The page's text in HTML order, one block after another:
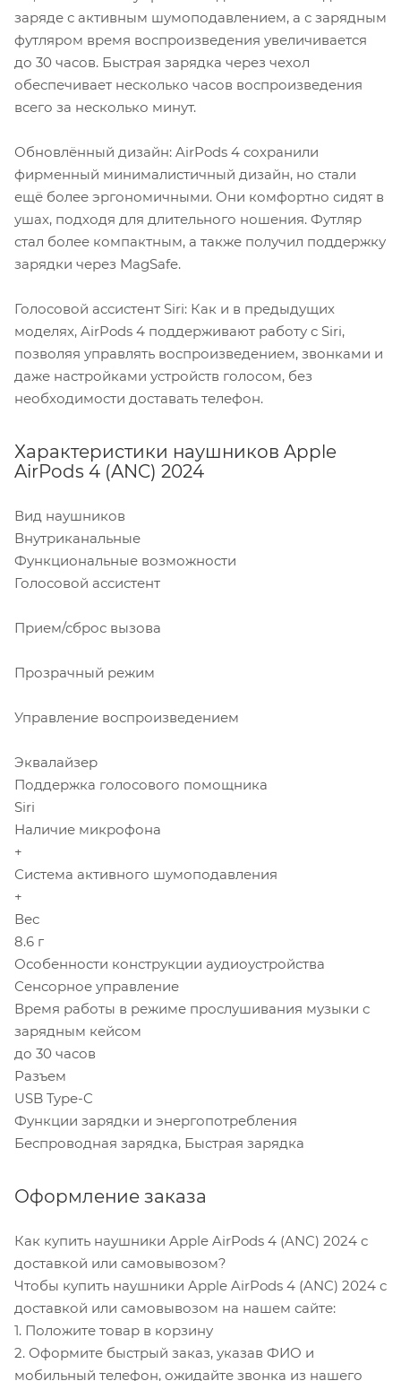
заряде с активным шумоподавлением, а с зарядным
футляром время воспроизведения увеличивается
до 30 часов. Быстрая зарядка через чехол
обеспечивает несколько часов воспроизведения
всего за несколько минут.
Обновлённый дизайн: AirPods 4 сохранили
фирменный минималистичный дизайн, но стали
ещё более эргономичными. Они комфортно сидят в
ушах, подходя для длительного ношения. Футляр
стал более компактным, а также получил поддержку
зарядки через MagSafe.
Голосовой ассистент Siri: Как и в предыдущих
моделях, AirPods 4 поддерживают работу с Siri,
позволяя управлять воспроизведением, звонками и
даже настройками устройств голосом, без
необходимости доставать телефон.
Характеристики наушников Apple
AirPods 4 (ANC) 2024
Вид наушников
Внутриканальные
Функциональные возможности
Голосовой ассистент
Прием/сброс вызова
Прозрачный режим
Управление воспроизведением
Эквалайзер
Поддержка голосового помощника
Siri
Наличие микрофона
+
Система активного шумоподавления
+
Вес
8.6 г
Особенности конструкции аудиоустройства
Сенсорное управление
Время работы в режиме прослушивания музыки с
зарядным кейсом
до 30 часов
Разъем
USB Type-C
Функции зарядки и энергопотребления
Беспроводная зарядка, Быстрая зарядка
Оформление заказа
Как купить наушники Apple AirPods 4 (ANC) 2024 с
доставкой или самовывозом?
Чтобы купить наушники Apple AirPods 4 (ANC) 2024 с
доставкой или самовывозом на нашем сайте:
1. Положите товар в корзину
2. Оформите быстрый заказ, указав ФИО и
мобильный телефон, ожидайте звонка из нашего